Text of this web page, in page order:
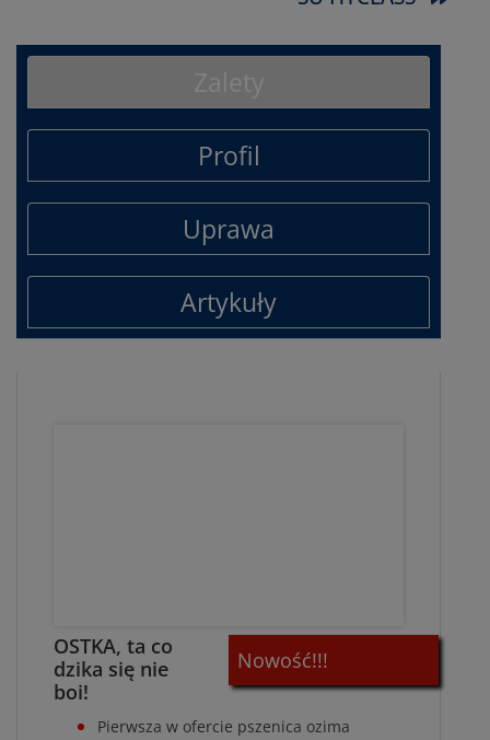
Profil
Uprawa
Artykuły
Nowość!!!
OSTKA, ta co
dzika się nie
boi!
Pierwsza w ofercie pszenica ozima